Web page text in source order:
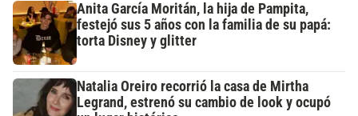
Anita García Moritán, la hija de Pampita,
festejó sus 5 años con la familia de su papá:
torta Disney y glitter
Natalia Oreiro recorrió la casa de Mirtha
Legrand, estrenó su cambio de look y ocupó